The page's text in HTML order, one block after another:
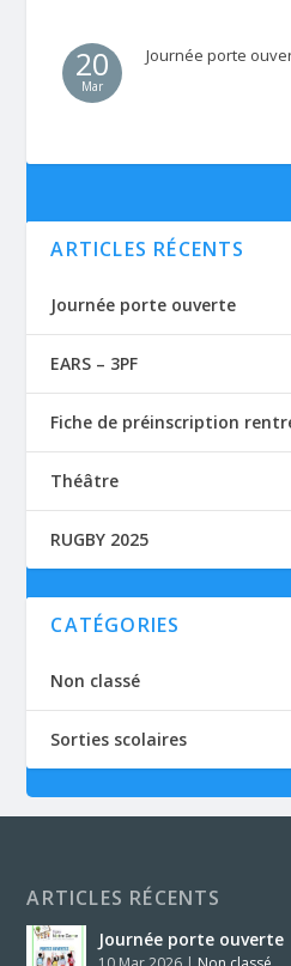
20
Mar
Journée porte
ARTICLES RÉCENTS
Journée porte ouverte
EARS – 3PF
Fiche de préinscription
Théâtre
RUGBY 2025
CATÉGORIES
Non classé
Sorties scolaires
ARTICLES RÉCENTS
Journée porte ouverte